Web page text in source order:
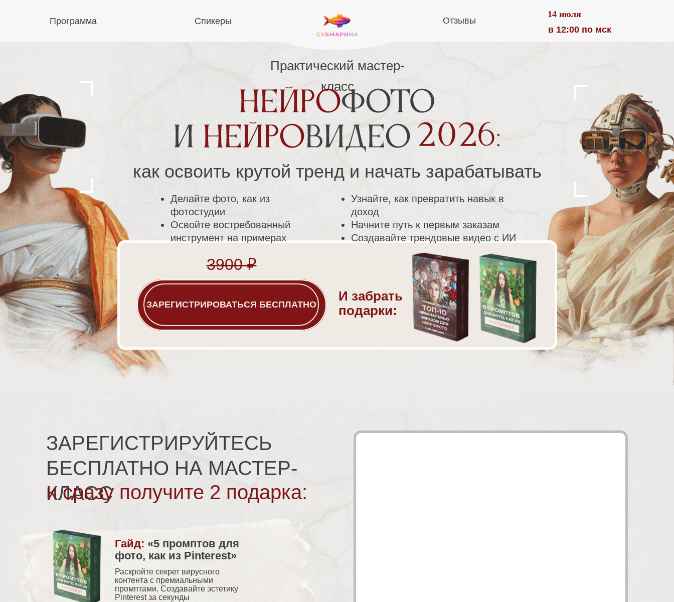
как освоить крутой тренд и начать зарабатывать
Программа Спикеры Отзывы
Практический мастер-
класс
Делайте фото, как из
фотостудии
Освойте востребованный
инструмент на примерах
Узнайте, как превратить навык в
доход
Начните путь к первым заказам
Создавайте трендовые видео с ИИ
И забрать
подарки:
3900 ₽
ИДУ НА КУРС
ЗАРЕГИСТРИРОВАТЬСЯ БЕСПЛАТНО
в 12:00 по мск
14 июля
ЗАРЕГИСТРИРУЙТЕСЬ
БЕСПЛАТНО НА МАСТЕР-
КЛАСС
и сразу получите 2 подарка:
Раскройте секрет вирусного
контента с премиальными
промптами. Создавайте эстетику
Pinterest за секунды
Гайд: «5 промптов для
фото, как из Pinterest»